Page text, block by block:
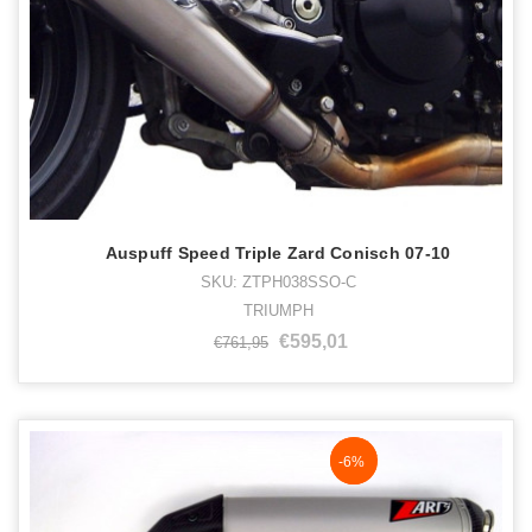
Auspuff Speed Triple Zard Conisch 07-10
SKU: ZTPH038SSO-C
TRIUMPH
€761,95 €595,01
NaN%
-6%